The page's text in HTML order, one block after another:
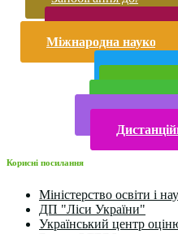
Міжнародна науково-
Корисні посилання
Міністерство освіти і
ДП "Ліси України"
Український центр